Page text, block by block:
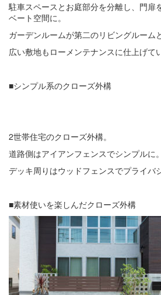
駐車スペースとお庭部分を分離し、門扉
ベート空間に。
ガーデンルームが第二のリビングルーム
広い敷地もローメンテナンスに仕上げて
■シンプル系のクローズ外構
2世帯住宅のクローズ外構。
道路側はアイアンフェンスでシンプルに。
デッキ周りはウッドフェンスでプライバ
■素材使いを楽しんだクローズ外構